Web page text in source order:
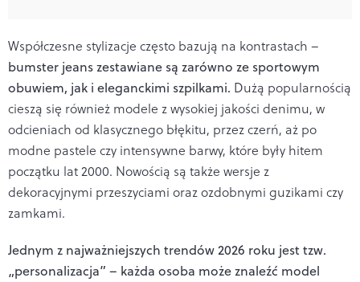
Współczesne stylizacje często bazują na kontrastach –
bumster jeans zestawiane są zarówno ze sportowym
obuwiem, jak i eleganckimi szpilkami. Dużą popularnością
cieszą się również modele z wysokiej jakości denimu, w
odcieniach od klasycznego błękitu, przez czerń, aż po
modne pastele czy intensywne barwy, które były hitem
początku lat 2000. Nowością są także wersje z
dekoracyjnymi przeszyciami oraz ozdobnymi guzikami czy
zamkami.
Jednym z najważniejszych trendów 2026 roku jest tzw.
„personalizacja” – każda osoba może znaleźć model